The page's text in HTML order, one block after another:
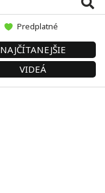
Predplatné
NAJČÍTANEJŠIE
VIDEÁ